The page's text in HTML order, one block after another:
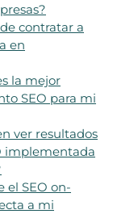
contratar a
en
la mejor
SEO para mi
ver resultados
implementada
el SEO on-
a mi